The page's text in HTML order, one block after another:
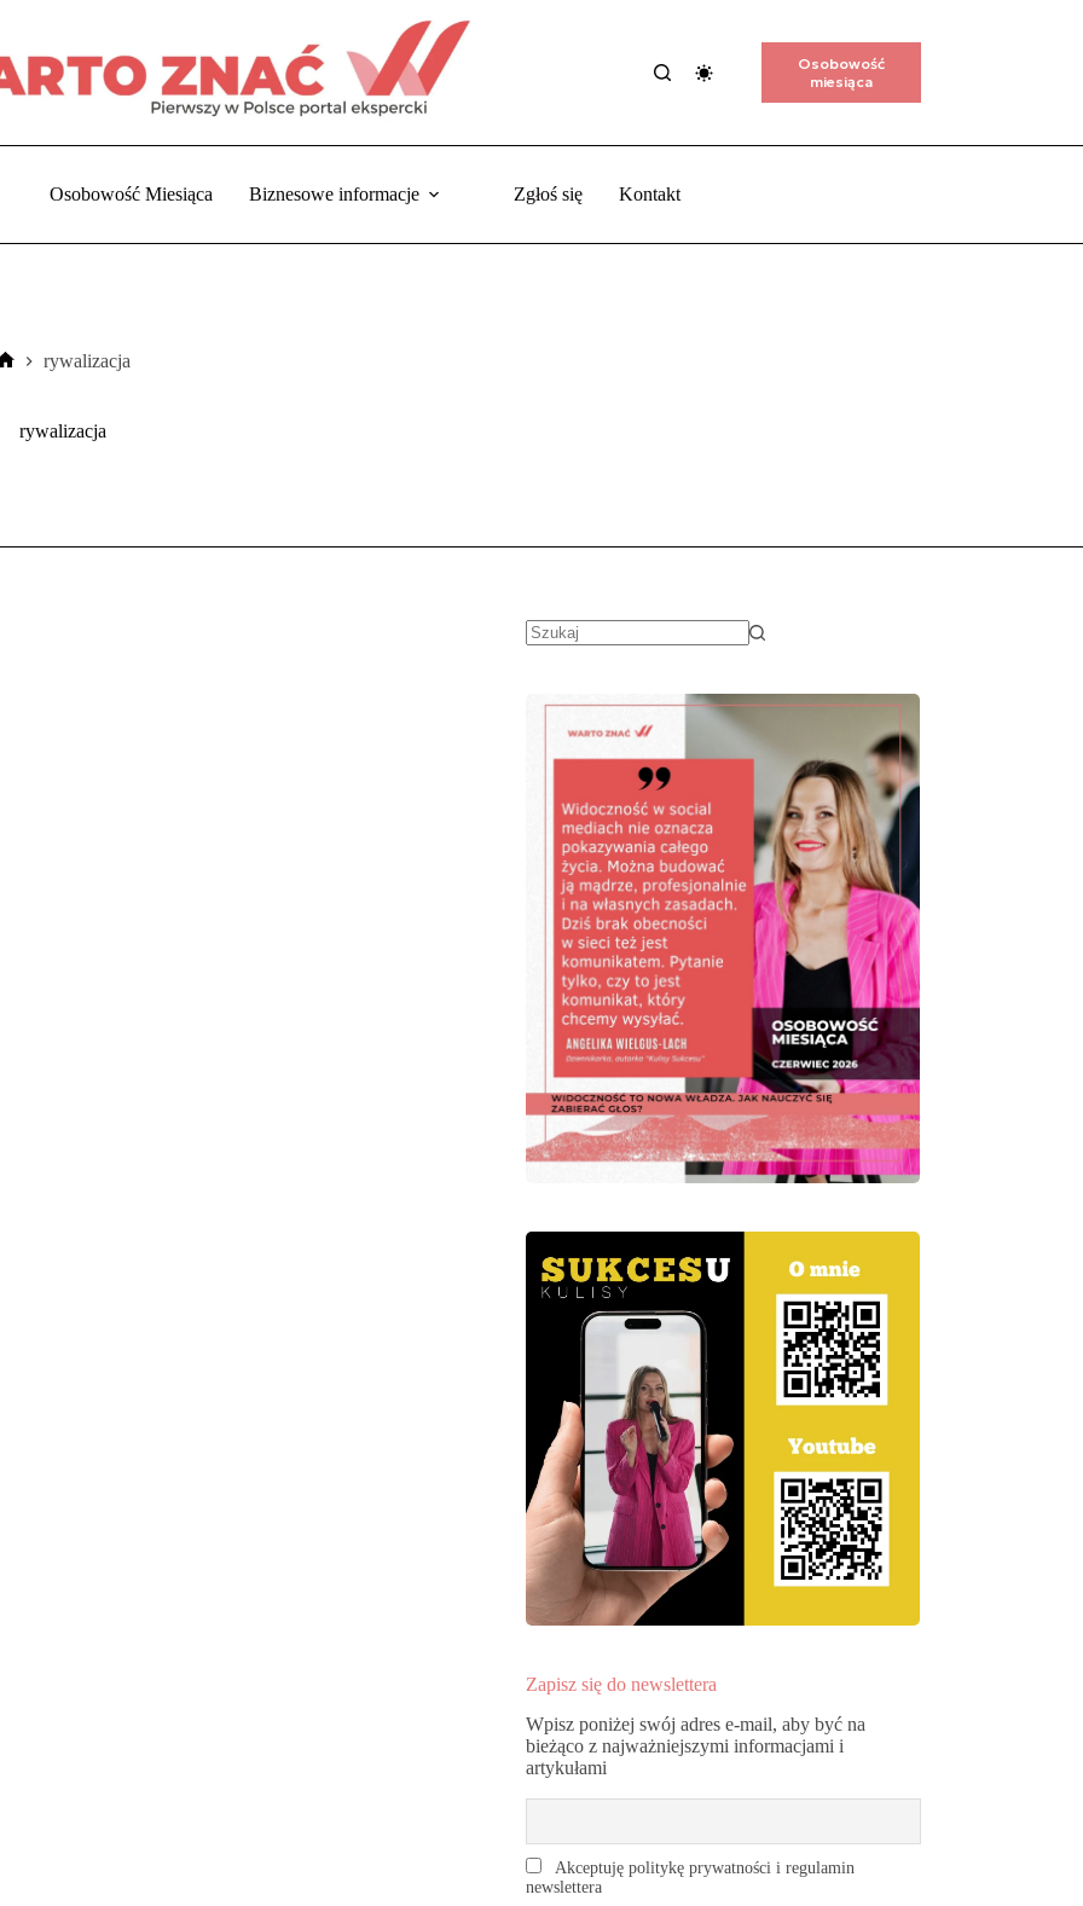
Osobowość
miesiąca
Osobowość Miesiąca Biznesowe informacje Zgłoś się Kontakt
rywalizacja
rywalizacja
Zapisz się do newslettera
Wpisz poniżej swój adres e-mail, aby być na
bieżąco z najważniejszymi informacjami i
artykułami
Akceptuję politykę prywatności i regulamin
newslettera